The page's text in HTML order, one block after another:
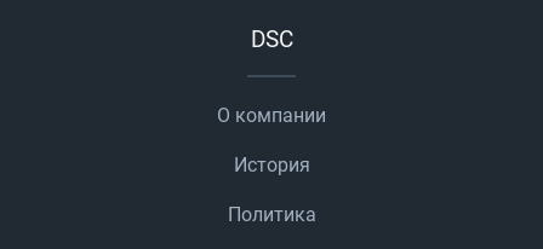
DSC
О компании
История
Политика